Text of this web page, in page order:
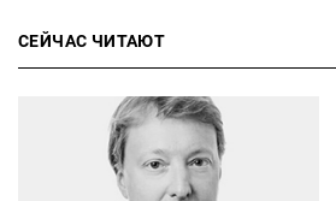
СЕЙЧАС ЧИТАЮТ